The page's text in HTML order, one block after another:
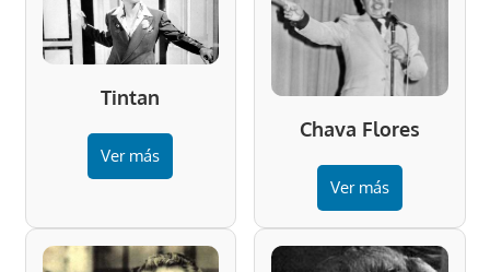
Tintan
Ver más
Chava Flores
Ver más